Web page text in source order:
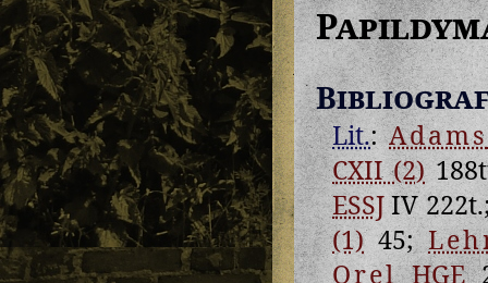
Lit.:Adams
CXII (2)
ESSJIV
(1)45;
OrelHGE